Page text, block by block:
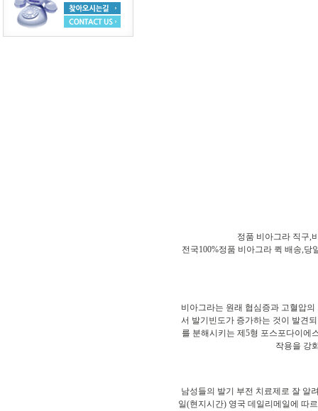
정품 비아그라 직구,
전국100%정품 비아그라 퀵 배송,
비아그라는 원래 협심증과 고혈압
서 발기빈도가 증가하는 것이 발견
를 분해시키는 제5형 포스포다이에
작용을 강
남성들의 발기 부전 치료제로 잘 알
일(현지시간) 영국 데일리메일에 따